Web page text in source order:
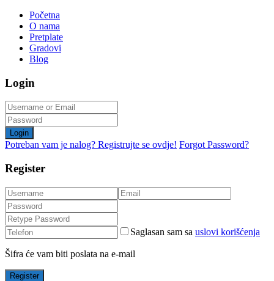
Početna
O nama
Pretplate
Gradovi
Blog
Login
Login
Potreban vam je nalog? Registrujte se ovdje! Forgot Password?
Register
Saglasan sam sa uslovi korišćenja
Šifra će vam biti poslata na e-mail
Register